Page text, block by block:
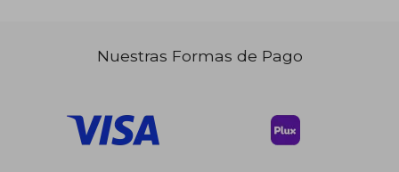
$ 17.91
Nuestras Formas de Pago